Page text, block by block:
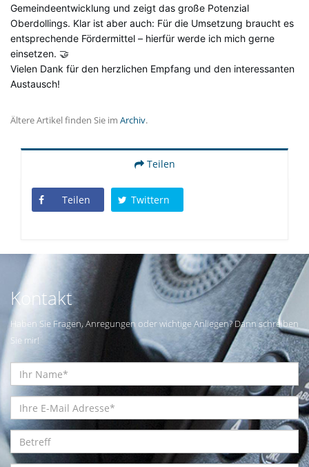
Gemeindeentwicklung und zeigt das große Potenzial
Oberdollings. Klar ist aber auch: Für die Umsetzung braucht es
entsprechende Fördermittel – hierfür werde ich mich gerne
einsetzen. 🤝
Vielen Dank für den herzlichen Empfang und den interessanten
Austausch!
Ältere Artikel finden Sie im Archiv.
Teilen
Teilen Twittern
Kontakt
Haben Sie Fragen, Anregungen oder wichtige Anliegen? Dann schreiben
Sie mir!